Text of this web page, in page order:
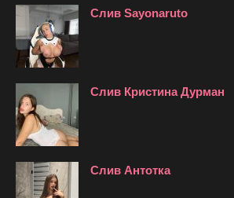
Слив Sayonaruto
Слив Кристина Дурман
Слив Антотка